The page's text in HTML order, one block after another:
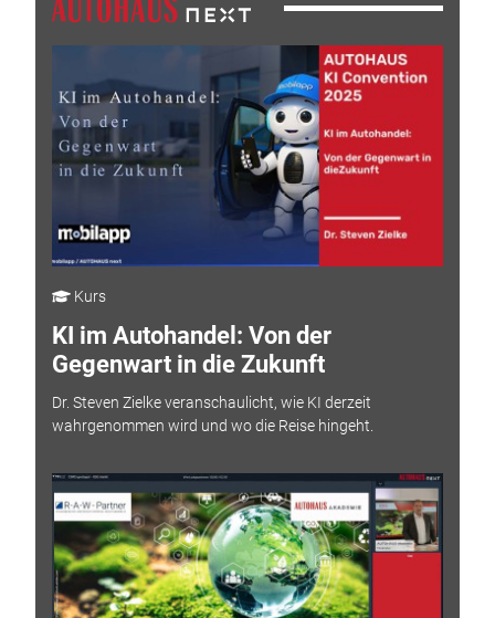
Kurs
KI im Autohandel: Von der
Gegenwart in die Zukunft
Dr. Steven Zielke veranschaulicht, wie KI derzeit
wahrgenommen wird und wo die Reise hingeht.